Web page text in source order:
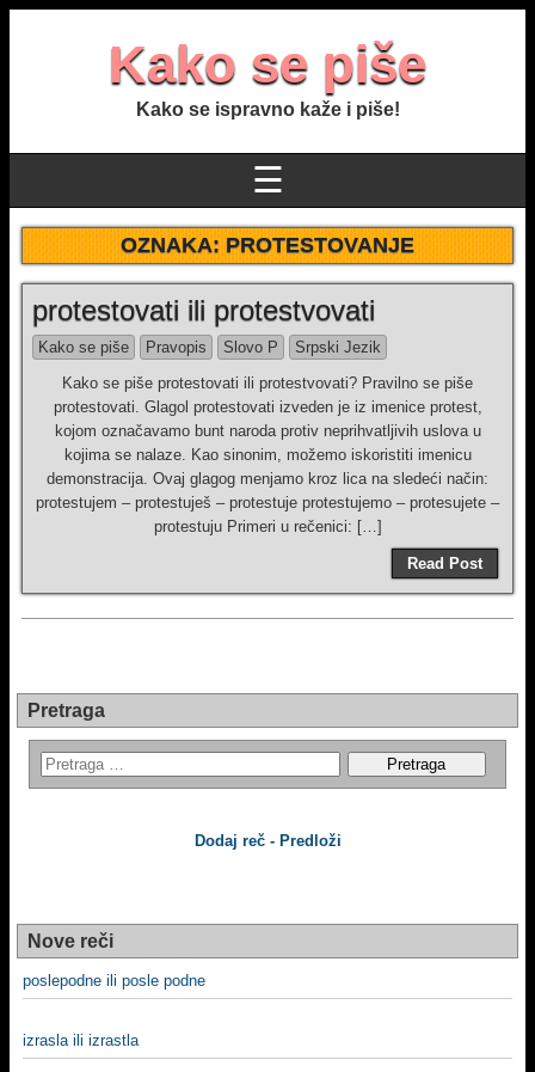
Kako se piše
Kako se ispravno kaže i piše!
☰
OZNAKA:PROTESTOVANJE
protestovati ili protestvovati
Kako se piše Pravopis Slovo P
Srpski Jezik
Kako se piše protestovati ili protestvovati? Pravilno se piše
protestovati. Glagol protestovati izveden je iz imenice protest,
kojom označavamo bunt naroda protiv neprihvatljivih uslova u
kojima se nalaze. Kao sinonim, možemo iskoristiti imenicu
demonstracija. Ovaj glagog menjamo kroz lica na sledeći način:
protestujem – protestuješ – protestuje protestujemo – protesujete –
protestuju Primeri u rečenici: […]
Read Post
Pretraga
Dodaj reč - Predloži
Nove reči
poslepodne ili posle podne
izrasla ili izrastla